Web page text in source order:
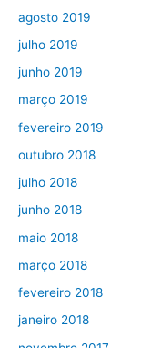
agosto 2019
julho 2019
junho 2019
março 2019
fevereiro 2019
outubro 2018
julho 2018
junho 2018
maio 2018
março 2018
fevereiro 2018
janeiro 2018